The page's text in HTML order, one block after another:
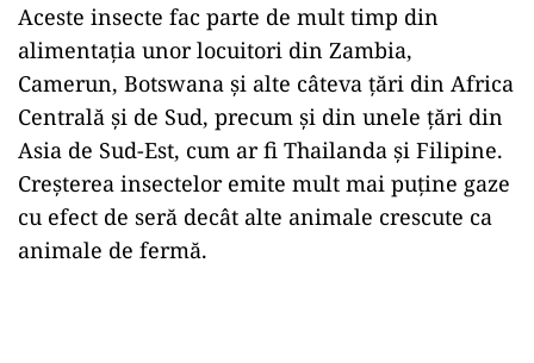
Aceste insecte fac parte de mult timp din
alimentaţia unor locuitori din Zambia,
Camerun, Botswana şi alte câteva ţări din Africa
Centrală şi de Sud, precum şi din unele ţări din
Asia de Sud-Est, cum ar fi Thailanda şi Filipine.
Creşterea insectelor emite mult mai puţine gaze
cu efect de seră decât alte animale crescute ca
animale de fermă.